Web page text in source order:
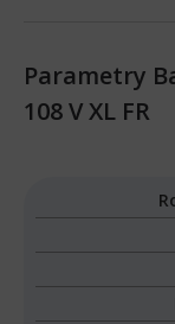
Parametry
108 V XL FR